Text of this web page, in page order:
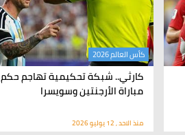
كارثي.. شبكة تحكيمية تهاجم حكم
مباراة الأرجنتين وسويسرا
كأس العالم 2026
منذ الاحد , 12 يوليو 2026